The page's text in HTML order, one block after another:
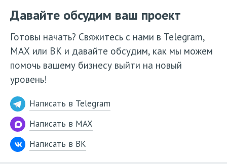
Давайте обсудим ваш проект
Готовы начать? Свяжитесь с нами в Telegram,
МАХ или ВК и давайте обсудим, как мы можем
помочь вашему бизнесу выйти на новый
уровень!
Написать в Telegram
Написать в MAX
Написать в ВК